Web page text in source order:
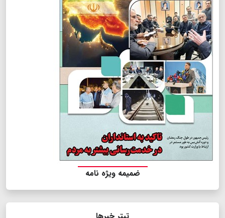
ضمیمه ویژه نامه